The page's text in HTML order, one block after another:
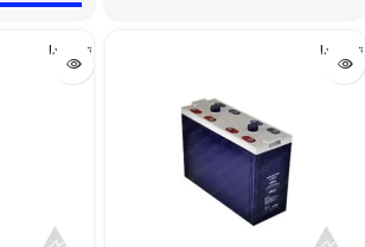
تمام شد! تمام شد!